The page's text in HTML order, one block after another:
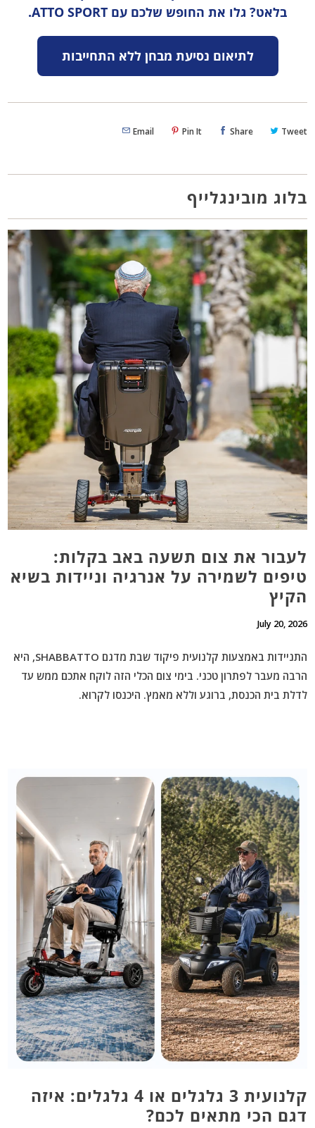
בלאט? גלו את החופש שלכם עם ATTO SPORT.
לתיאום נסיעת מבחן ללא התחייבות
Tweet
Share
Pin It
Email
בלוג מובינגלייף
לעבור את צום תשעה באב בקלות:
טיפים לשמירה על אנרגיה וניידות בשיא
הקיץ
July 20, 2026
התניידות באמצעות קלנועית פיקוד שבת
מדגם SHABBATTO, היא
הרבה מעבר לפתרון טכני. בימי צום הכלי הזה לוקח אתכם ממש עד
לדלת בית הכנסת, ברוגע וללא מאמץ. היכנסו לקרוא.
קלנועית 3 גלגלים או 4 גלגלים: איזה
דגם הכי מתאים לכם?